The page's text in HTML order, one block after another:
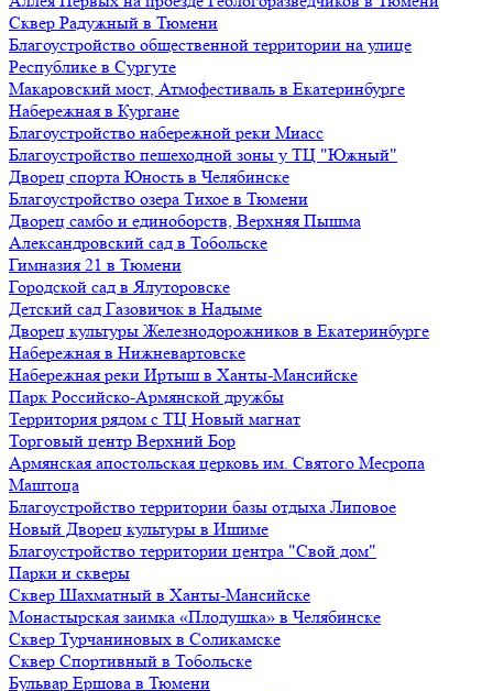
Сквер Радужный в Тюмени
Благоустройство общественной территории на улице
Республике в Сургуте
Макаровский мост, Атмофестиваль в Екатеринбурге
Набережная в Кургане
Благоустройство набережной реки Миасс
Благоустройство пешеходной зоны у ТЦ "Южный"
Дворец спорта Юность в Челябинске
Благоустройство озера Тихое в Тюмени
Дворец самбо и единоборств, Верхняя Пышма
Александровский сад в Тобольске
Гимназия 21 в Тюмени
Городской сад в Ялуторовске
Детский сад Газовичок в Надыме
Дворец культуры Железнодорожников в Екатеринбурге
Набережная в Нижневартовске
Набережная реки Иртыш в Ханты-Мансийске
Парк Российско-Армянской дружбы
Территория рядом с ТЦ Новый магнат
Торговый центр Верхний Бор
Армянская апостольская церковь им. Святого Месропа
Маштоца
Благоустройство территории базы отдыха Липовое
Нoвый Двoрeц культуры в Ишимe
Благоустройство территории центра "Свой дом"
Парки и скверы
Сквер Шахматный в Ханты-Мансийске
Монастырская заимка «Плодушка» в Челябинске
Сквер Турчаниновых в Соликамске
Сквер Спортивный в Тобольске
Бульвар Ершова в Тюмени